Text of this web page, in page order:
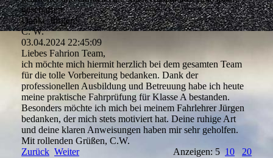
geschaffen.
Danke Jürgen!
C. W.
03.04.2024 22:45:09
Liebes Fahrion Team,
ich möchte mich hiermit herzlich bei dem gesamten Team
für die tolle Vorbereitung bedanken. Dank der
professionellen Ausbildung und Betreuung habe ich heute
meine praktische Fahrprüfung für Klasse A bestanden.
Besonders möchte ich mich bei meinem Fahrlehrer Jürgen
bedanken, der mich stets motiviert hat. Deine ruhige Art
und deine klaren Anweisungen haben mir sehr geholfen.
Mit rollenden Grüßen, C.W.
Zurück Weiter Anzeigen: 5 10 20